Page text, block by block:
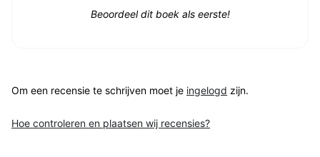
Beoordeel dit boek als eerste!
Om een recensie te schrijven moet je ingelogd zijn.
Hoe controleren en plaatsen wij recensies?